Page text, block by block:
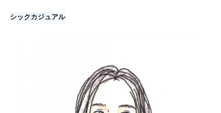
シックカジュアル